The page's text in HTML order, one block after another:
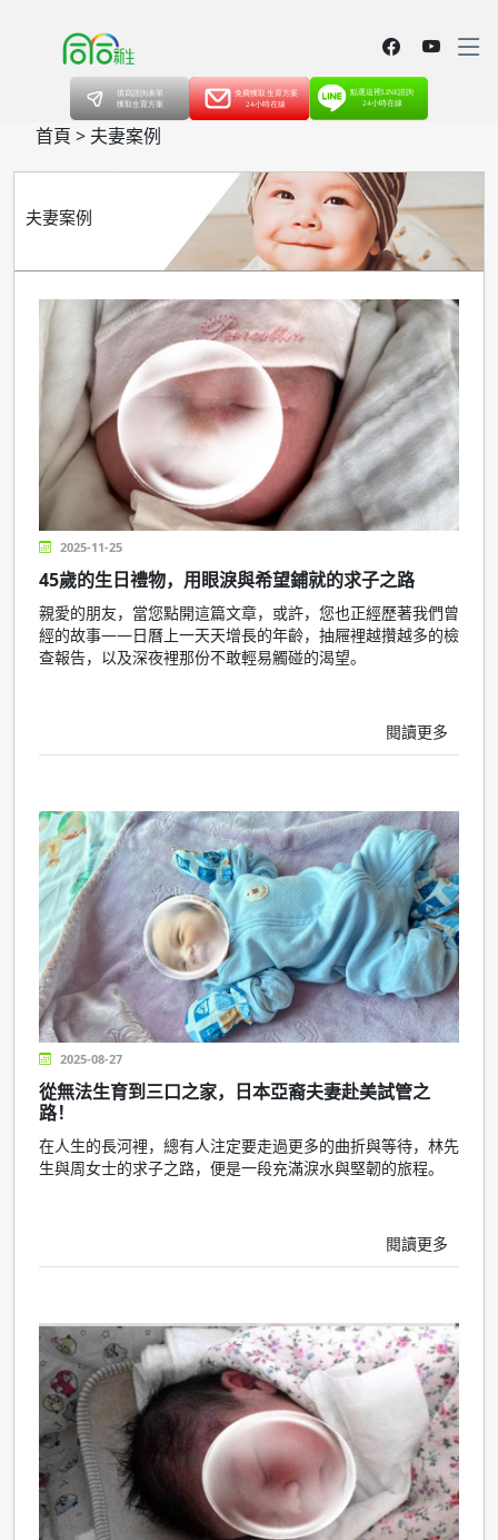
首頁 > 夫妻案例
夫妻案例
2025-11-25
45歲的生日禮物，用眼淚與希望鋪就的求子之路
親愛的朋友，當您點開這篇文章，或許，您也正經歷著我們曾
經的故事——日曆上一天天增長的年齡，抽屜裡越攢越多的檢
查報告，以及深夜裡那份不敢輕易觸碰的渴望。
閱讀更多
2025-08-27
從無法生育到三口之家，日本亞裔夫妻赴美試管之
路！
在人生的長河裡，總有人注定要走過更多的曲折與等待，林先
生與周女士的求子之路，便是一段充滿淚水與堅韌的旅程。
閱讀更多